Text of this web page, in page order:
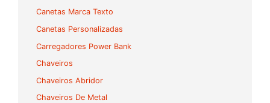
Canetas Marca Texto
Canetas Personalizadas
Carregadores Power Bank
Chaveiros
Chaveiros Abridor
Chaveiros De Metal